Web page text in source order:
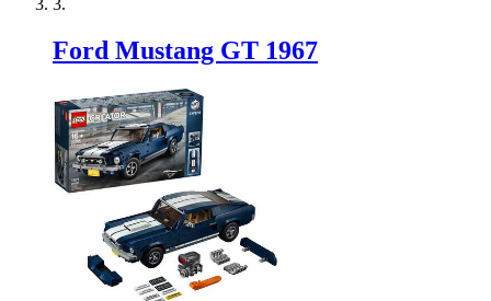
Ford Mustang GT 1967